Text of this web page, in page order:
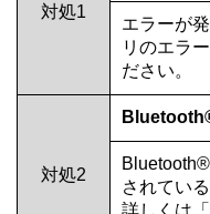
対処1
エラーが
リのエラ
ださい。
対処2
されてい
詳しくは